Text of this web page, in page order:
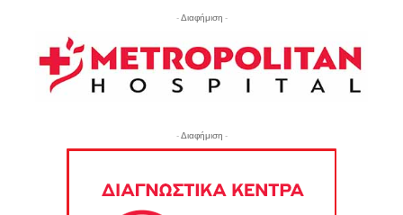
- Διαφήμιση -
- Διαφήμιση -